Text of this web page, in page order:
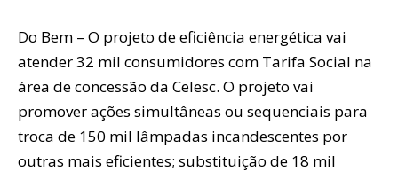
Do Bem – O projeto de eficiência energética vai
atender 32 mil consumidores com Tarifa Social na
área de concessão da Celesc. O projeto vai
promover ações simultâneas ou sequenciais para
troca de 150 mil lâmpadas incandescentes por
outras mais eficientes; substituição de 18 mil